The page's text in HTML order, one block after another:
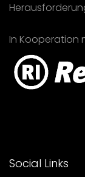
In Kooperation
Social Links